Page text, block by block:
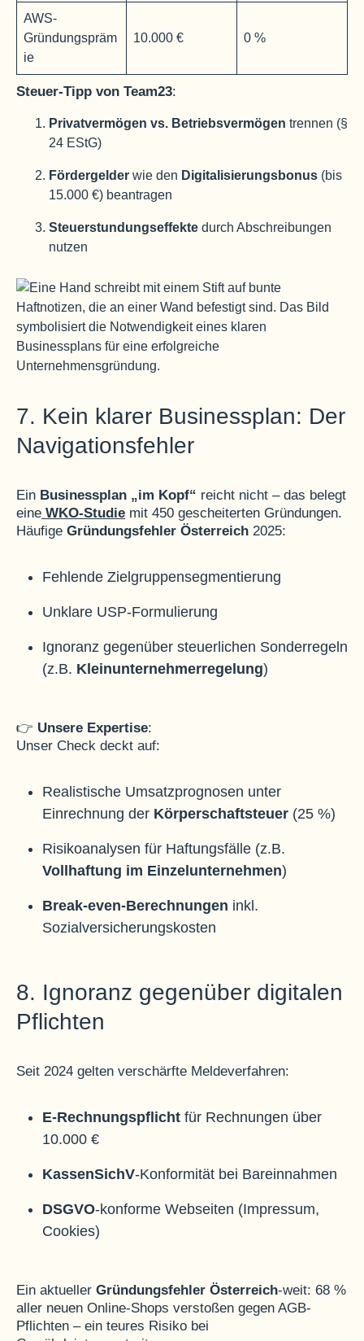
AWS-
Gründungspräm
ie
10.000 € 0 %
Steuer-Tipp von Team23:
Privatvermögen vs. Betriebsvermögen trennen (§
24 EStG)
Fördergelder wie den Digitalisierungsbonus (bis
15.000 €) beantragen
Steuerstundungseffekte durch Abschreibungen
nutzen
7. Kein klarer Businessplan: Der
Navigationsfehler
Ein Businessplan „im Kopf“ reicht nicht – das belegt
eine WKO-Studie mit 450 gescheiterten Gründungen.
Häufige Gründungsfehler Österreich 2025:
Fehlende Zielgruppensegmentierung
Unklare USP-Formulierung
Ignoranz gegenüber steuerlichen Sonderregeln
(z.B. Kleinunternehmerregelung)
👉 Unsere Expertise:
Unser Check deckt auf:
Realistische Umsatzprognosen unter
Einrechnung der Körperschaftsteuer (25 %)
Risikoanalysen für Haftungsfälle (z.B.
Vollhaftung im Einzelunternehmen)
Break-even-Berechnungen inkl.
Sozialversicherungskosten
8. Ignoranz gegenüber digitalen
Pflichten
Seit 2024 gelten verschärfte Meldeverfahren:
E-Rechnungspflicht für Rechnungen über
10.000 €
KassenSichV-Konformität bei Bareinnahmen
DSGVO-konforme Webseiten (Impressum,
Cookies)
Ein aktueller Gründungsfehler Österreich-weit: 68 %
aller neuen Online-Shops verstoßen gegen AGB-
Pflichten – ein teures Risiko bei